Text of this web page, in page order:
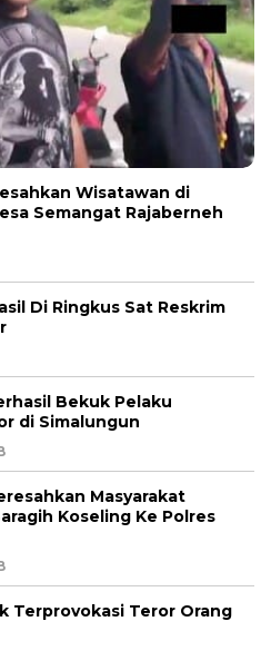
Wisatawan di
Semangat Rajaberneh
Di Ringkus Sat Reskrim
Bekuk Pelaku
di Simalungun
Masyarakat
Koseling Ke Polres
Terprovokasi Teror Orang